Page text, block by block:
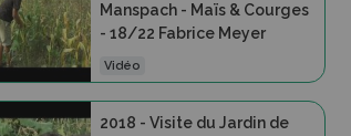
Manspach - Maïs & Courges
- 18/22 Fabrice Meyer
Vidéo
2018 - Visite du Jardin de